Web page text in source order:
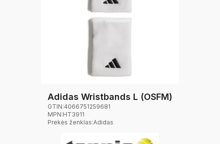
Adidas Wristbands L (OSFM)
GTIN:4066751259681
MPN:HT3911
Prekės ženklas:Adidas